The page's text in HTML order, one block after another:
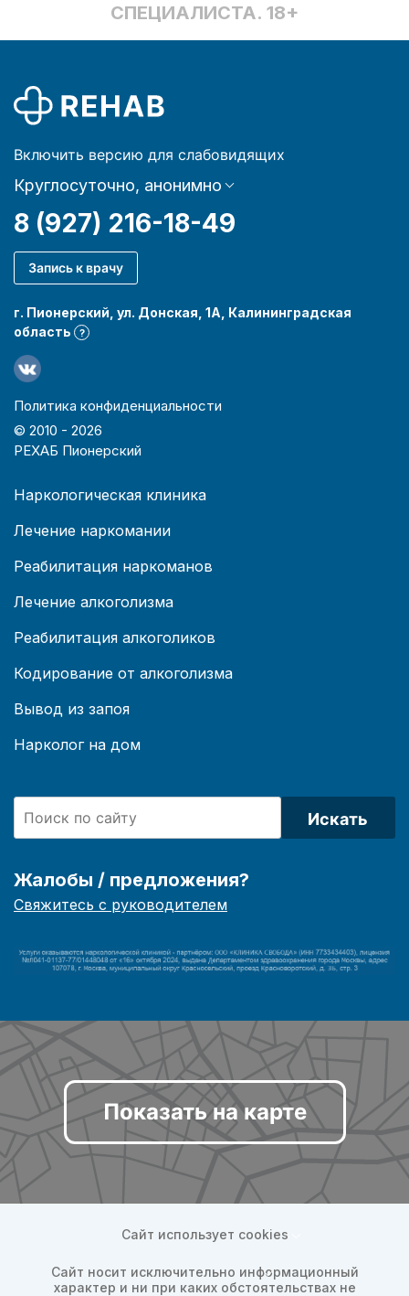
СПЕЦИАЛИСТА. 18+
Включить версию для слабовидящих
Круглосуточно, анонимно
8 (927) 216-18-49
Запись к врачу
г. Пионерский, ул. Донская, 1А, Калининградская
область
?
Политика конфиденциальности
© 2010 - 2026
РЕХАБ Пионерский
Наркологическая клиника
Лечение наркомании
Реабилитация наркоманов
Лечение алкоголизма
Реабилитация алкоголиков
Кодирование от алкоголизма
Вывод из запоя
Нарколог на дом
Искать
Жалобы / предложения?
Свяжитесь с руководителем
Показать на карте
Сайт использует cookies
Сайт носит исключительно информационный
характер и ни при каких обстоятельствах не